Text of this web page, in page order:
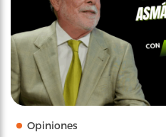
Opiniones